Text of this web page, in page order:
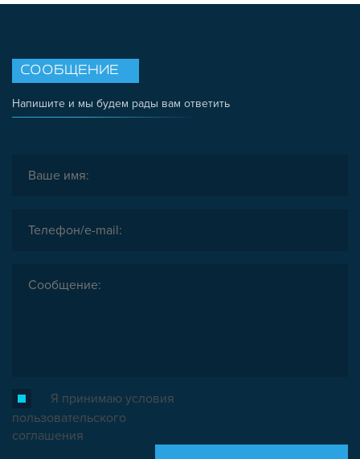
СООБЩЕНИЕ
Напишите и мы будем рады вам ответить
Я принимаю условия
пользовательского
соглашения